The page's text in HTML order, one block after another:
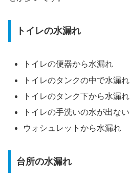
トイレの水漏れ
トイレの便器から水漏れ
トイレのタンクの中で水漏れ
トイレのタンク下から水漏れ
トイレの手洗いの水が出ない
ウォシュレットから水漏れ
台所の水漏れ